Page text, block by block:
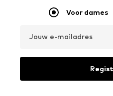
Voor dames
Jouw e-mailadres